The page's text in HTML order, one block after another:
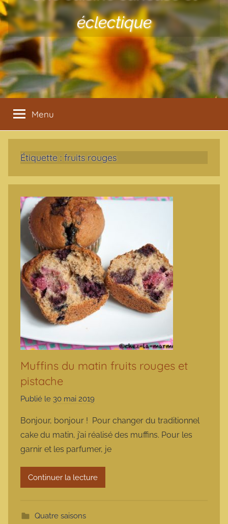
éclectique
Menu
Étiquette : fruits rouges
Muffins du matin fruits rouges et
pistache
Publié le 30 mai 2019
m
a
r
m
Bonjour, bonjour ! Pour changer du traditionnel
cake du matin, j’ai réalisé des muffins. Pour les
garnir et les parfumer, je
Continuer la lecture
Quatre saisons